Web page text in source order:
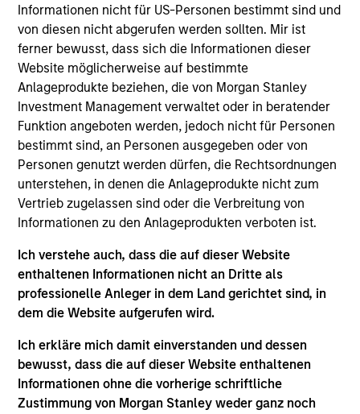
Informationen nicht für US-Personen bestimmt sind und
von diesen nicht abgerufen werden sollten. Mir ist
ferner bewusst, dass sich die Informationen dieser
Website möglicherweise auf bestimmte
Anlageprodukte beziehen, die von Morgan Stanley
Investment Management verwaltet oder in beratender
Funktion angeboten werden, jedoch nicht für Personen
bestimmt sind, an Personen ausgegeben oder von
Personen genutzt werden dürfen, die Rechtsordnungen
unterstehen, in denen die Anlageprodukte nicht zum
Vertrieb zugelassen sind oder die Verbreitung von
Informationen zu den Anlageprodukten verboten ist.
Ich verstehe auch, dass die auf dieser Website
enthaltenen Informationen nicht an Dritte als
professionelle Anleger in dem Land gerichtet sind, in
dem die Website aufgerufen wird.
Ich erkläre mich damit einverstanden und dessen
bewusst, dass die auf dieser Website enthaltenen
Informationen ohne die vorherige schriftliche
Zustimmung von Morgan Stanley weder ganz noch
Investmentexperten
Übersicht
Anlagen in Private Credit sind ein wesentlicher
Bestandteil der Plattform für alternative Anlagen von
Morgan Stanley Investment Management. Wir verwalten
eine klar definierte Gruppe von Strategien und streben
attraktive Renditen für unsere Anleger an, indem wir
erfolgreiche Partnerschaften mit unseren
Portfoliounternehmen aufbauen.
Kompetenzen
Unsere Strategien